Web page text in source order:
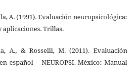
A. (1991). Evaluación neuropsicológica:
aplicaciones. Trillas.
A., & Rosselli, M. (2011). Evaluación
español – NEUROPSI. México: Manual